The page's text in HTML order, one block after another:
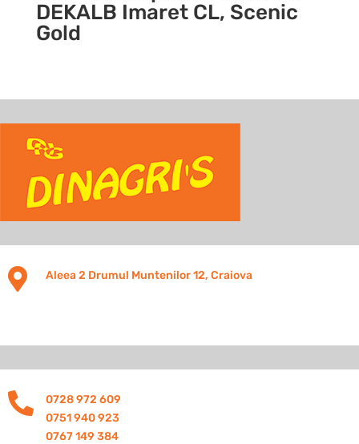
DEKALB Imaret CL, Scenic
Gold
 Aleea 2 Drumul Muntenilor 12, Craiova

0728 972 609
0751 940 923
0767 149 384